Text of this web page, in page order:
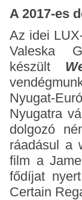
A 2017-es
Az idei
Valeska
készült
Nyugat-
Nyugatra
dolgozó
ráadásul a
film a
fődíjat
Certain